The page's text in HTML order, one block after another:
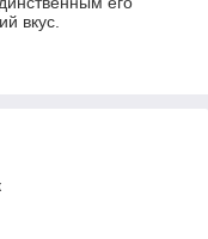
вкус.